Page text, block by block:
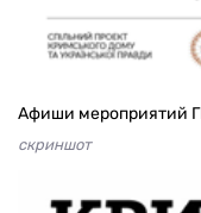
Афиши мероприятий
скриншот